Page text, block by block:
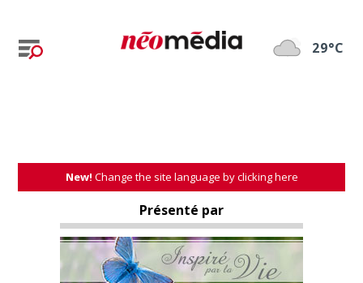
29°C
New! Change the site language by clicking here
Présenté par